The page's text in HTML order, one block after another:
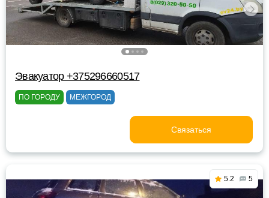
Эвакуатор +375296660517
ПО ГОРОДУ МЕЖГОРОД
Связаться
5.2 5